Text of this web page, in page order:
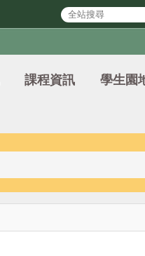
課程資訊 學生園